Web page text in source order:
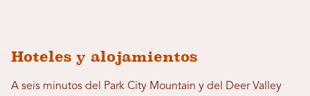
Hoteles y alojamientos
A seis minutos del Park City Mountain y del Deer Valley